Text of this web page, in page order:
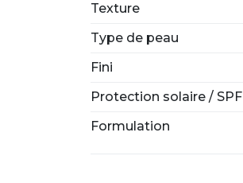
Texture
Type de peau
Fini
Protection solaire / SPF
Formulation